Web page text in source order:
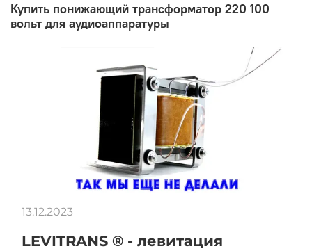
купить понижающий трансформатор 220 100
вольт для аудиоаппаратуры
LEVITRANS ® - левитация
13.12.2023